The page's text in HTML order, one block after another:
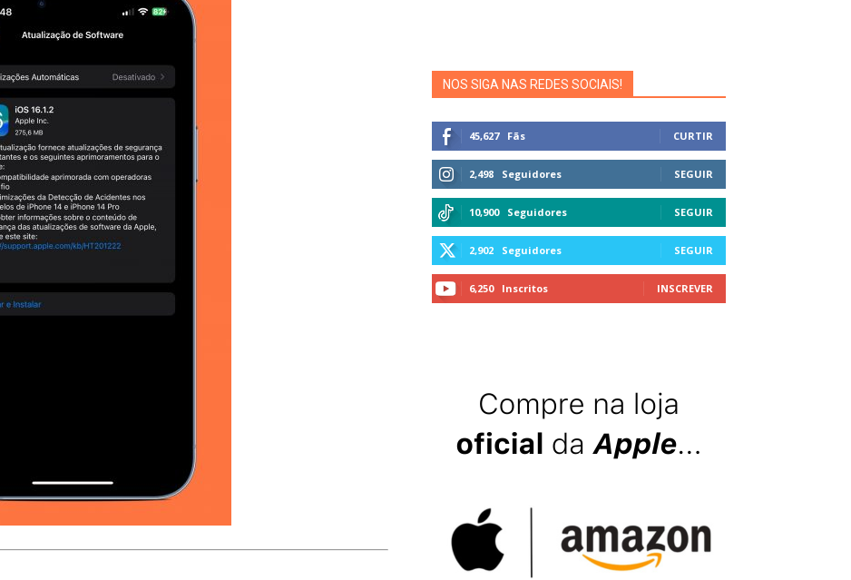
NOS SIGA NAS REDES SOCIAIS!
45,627 Fãs CURTIR
2,498 Seguidores SEGUIR
10,900 Seguidores SEGUIR
2,902 Seguidores SEGUIR
6,250 Inscritos INSCREVER